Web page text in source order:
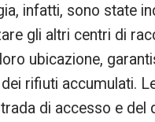
infatti, sono state
gli altri centri di
ubicazione,
rifiuti accumulati.
di accesso e del